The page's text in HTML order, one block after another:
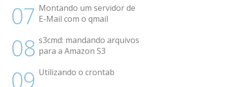
Montando um servidor de
E-Mail com o qmail
s3cmd: mandando arquivos
para a Amazon S3
Utilizando o crontab